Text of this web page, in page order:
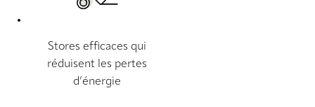
Stores efficaces qui
réduisent les pertes
d’énergie